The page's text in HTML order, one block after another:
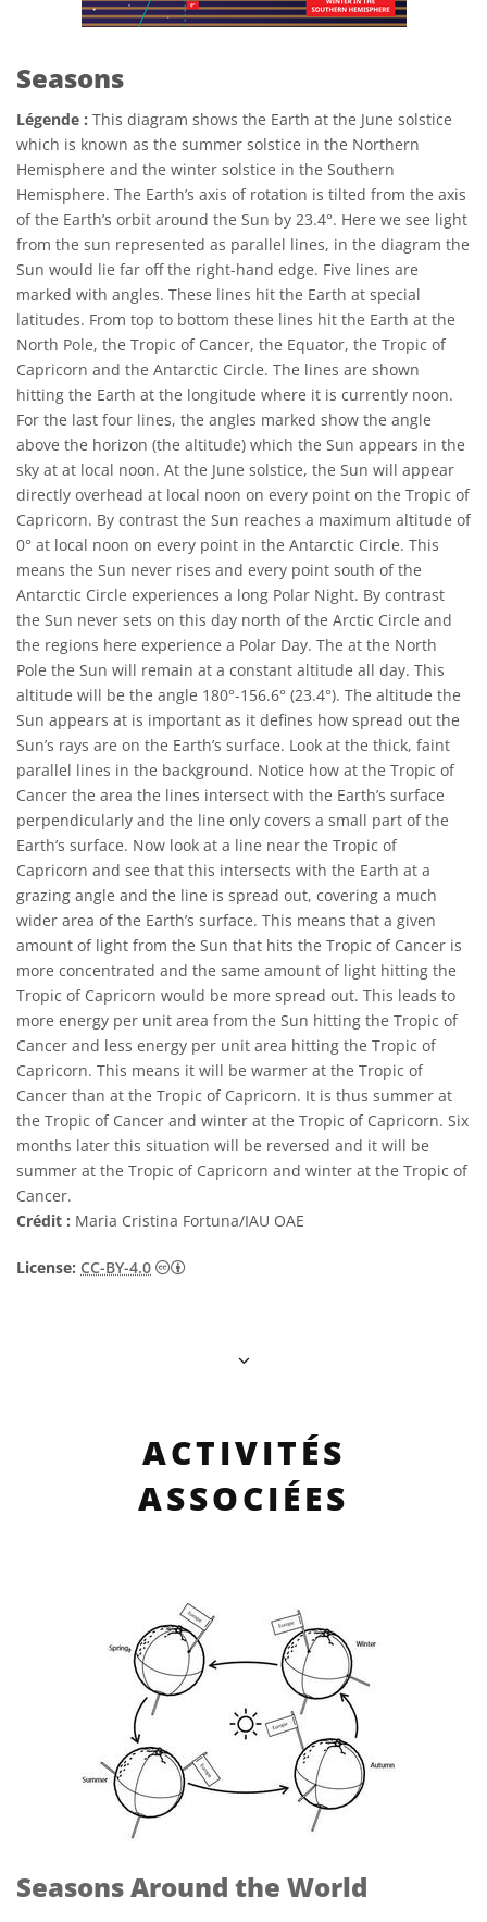
Seasons
Légende : This diagram shows the Earth at the June solstice
which is known as the summer solstice in the Northern
Hemisphere and the winter solstice in the Southern
Hemisphere. The Earth’s axis of rotation is tilted from the axis
of the Earth’s orbit around the Sun by 23.4°. Here we see light
from the sun represented as parallel lines, in the diagram the
Sun would lie far off the right-hand edge. Five lines are
marked with angles. These lines hit the Earth at special
latitudes. From top to bottom these lines hit the Earth at the
North Pole, the Tropic of Cancer, the Equator, the Tropic of
Capricorn and the Antarctic Circle. The lines are shown
hitting the Earth at the longitude where it is currently noon.
For the last four lines, the angles marked show the angle
above the horizon (the altitude) which the Sun appears in the
sky at at local noon. At the June solstice, the Sun will appear
directly overhead at local noon on every point on the Tropic of
Capricorn. By contrast the Sun reaches a maximum altitude of
0° at local noon on every point in the Antarctic Circle. This
means the Sun never rises and every point south of the
Antarctic Circle experiences a long Polar Night. By contrast
the Sun never sets on this day north of the Arctic Circle and
the regions here experience a Polar Day. The at the North
Pole the Sun will remain at a constant altitude all day. This
altitude will be the angle 180°-156.6° (23.4°). The altitude the
Sun appears at is important as it defines how spread out the
Sun’s rays are on the Earth’s surface. Look at the thick, faint
parallel lines in the background. Notice how at the Tropic of
Cancer the area the lines intersect with the Earth’s surface
perpendicularly and the line only covers a small part of the
Earth’s surface. Now look at a line near the Tropic of
Capricorn and see that this intersects with the Earth at a
grazing angle and the line is spread out, covering a much
wider area of the Earth’s surface. This means that a given
amount of light from the Sun that hits the Tropic of Cancer is
more concentrated and the same amount of light hitting the
Tropic of Capricorn would be more spread out. This leads to
more energy per unit area from the Sun hitting the Tropic of
Cancer and less energy per unit area hitting the Tropic of
Capricorn. This means it will be warmer at the Tropic of
Cancer than at the Tropic of Capricorn. It is thus summer at
the Tropic of Cancer and winter at the Tropic of Capricorn. Six
months later this situation will be reversed and it will be
summer at the Tropic of Capricorn and winter at the Tropic of
Cancer.
Crédit : Maria Cristina Fortuna/IAU OAE
License: CC-BY-4.0 Creative Commons (CC) Attribution 4.0
ACTIVITÉS
ASSOCIÉES
Seasons Around the World